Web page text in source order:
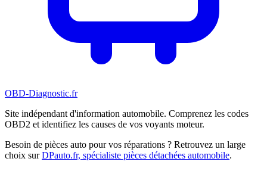
OBD-Diagnostic.fr
Site indépendant d'information automobile. Comprenez les codes
OBD2 et identifiez les causes de vos voyants moteur.
Besoin de pièces auto pour vos réparations ? Retrouvez un large
choix sur DPauto.fr, spécialiste pièces détachées automobile.